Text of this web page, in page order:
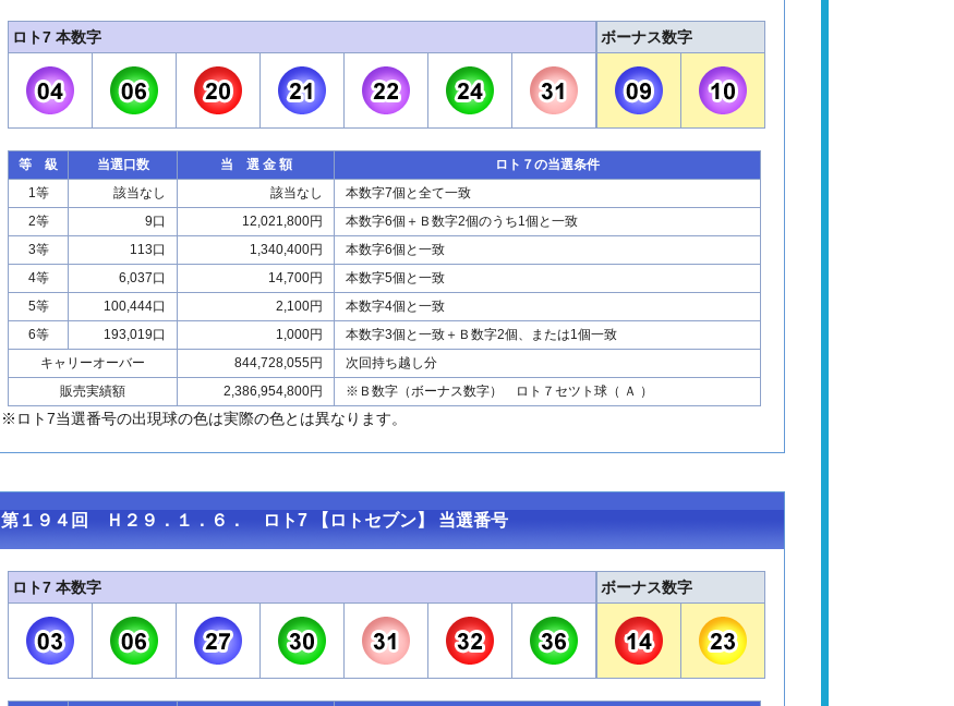
ロト7 本数字 ボーナス数字
等 級 当選口数 当 選 金 額
ロト７の当選条件
1等
該当なし 該当なし
本数字7個と全て一致
2等
9口 12,021,800円
本数字6個＋Ｂ数字2個のうち1個と一致
3等
113口 1,340,400円
本数字6個と一致
4等
6,037口 14,700円
本数字5個と一致
5等
100,444口 2,100円
本数字4個と一致
6等
193,019口 1,000円
本数字3個と一致＋Ｂ数字2個、または1個一致
キャリーオーバー
844,728,055円
次回持ち越し分
販売実績額
2,386,954,800円 ※Ｂ数字（ボーナス数字） ロト７セツト球（ Ａ ）
※ロト7当選番号の出現球の色は実際の色とは異なります。
第１９４回 Ｈ２９．１．６． ロト7 【ロトセブン】 当選番号
ロト7 本数字 ボーナス数字